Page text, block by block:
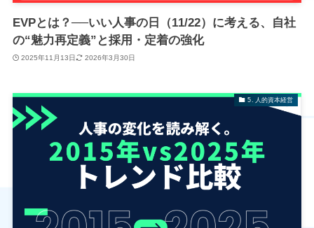
EVPとは？──いい人事の日（11/22）に考える、自社
の“魅力再定義”と採用・定着の強化
2025年11月13日 2026年3月30日
5. 人的資本経営